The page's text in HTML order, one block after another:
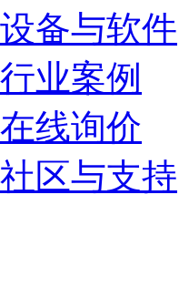
设备与软件
行业案例
在线询价
社区与支持